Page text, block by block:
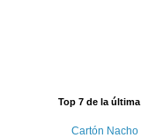
Top 7 de la
Cartón Nacho